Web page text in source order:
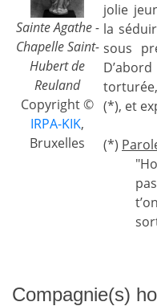
Sainte Agathe -
Chapelle Saint-
Hubert de
Reuland
Copyright ©
IRPA-KIK,
Bruxelles
jolie
la
sous
(*), et
(*)
Compagnie(s)